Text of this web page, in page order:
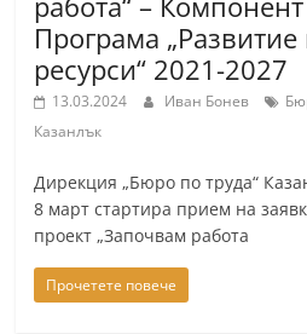
Програма
ресурси“ 2021-2027
13.03.2024 Иван Бонев
Казанлък
Дирекция „Бюро по труда“
8 март стартира прием на
проект „Започвам работа
Прочетете повече